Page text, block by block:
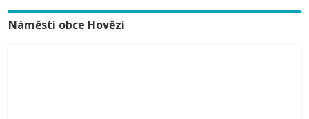
Náměstí obce Hovězí